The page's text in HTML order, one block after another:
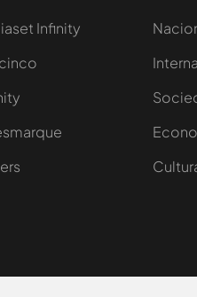
Infinity